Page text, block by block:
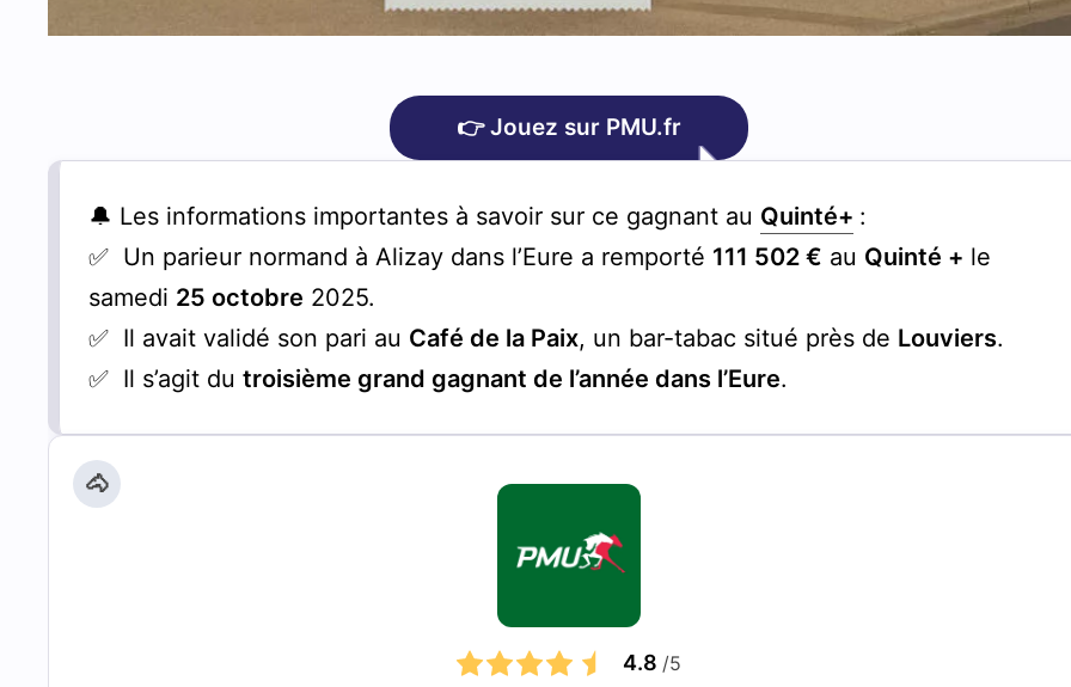
👉 Jouez sur PMU.fr
🔔 Les informations importantes à savoir sur ce gagnant au Quinté+ :
✅ Un parieur normand à Alizay dans l’Eure a remporté 111 502 € au Quinté + le
samedi 25 octobre 2025.
✅ Il avait validé son pari au Café de la Paix, un bar-tabac situé près de Louviers.
✅ Il s’agit dutroisième grand gagnant de l’année dans l’Eure.
🐴
4.8 /5